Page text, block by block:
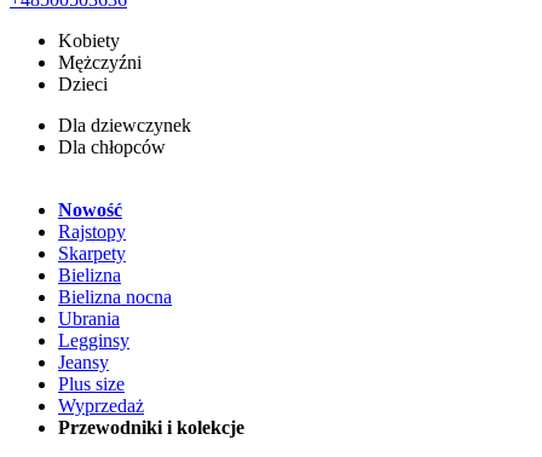
Kobiety
Mężczyźni
Dzieci
Dla dziewczynek
Dla chłopców
Nowość
Rajstopy
Skarpety
Bielizna
Bielizna nocna
Ubrania
Legginsy
Jeansy
Plus size
Wyprzedaż
Przewodniki i kolekcje